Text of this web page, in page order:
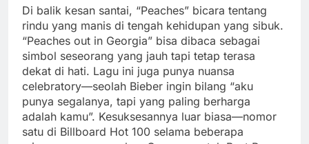
Di balik kesan santai, “Peaches” bicara tentang
rindu yang manis di tengah kehidupan yang sibuk.
“Peaches out in Georgia” bisa dibaca sebagai
simbol seseorang yang jauh tapi tetap terasa
dekat di hati. Lagu ini juga punya nuansa
celebratory—seolah Bieber ingin bilang “aku
punya segalanya, tapi yang paling berharga
adalah kamu”. Kesuksesannya luar biasa—nomor
satu di Billboard Hot 100 selama beberapa